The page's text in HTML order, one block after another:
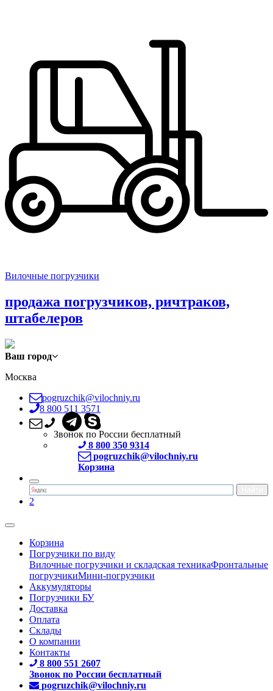
Вилочные погрузчики
продажа погрузчиков, ричтраков,
штабелеров
Ваш город
Москва
pogruzchik@vilochniy.ru
8 800 511 3571
Звонок по России бесплатный
8 800 350 9314
pogruzchik@vilochniy.ru
Корзина
2
Корзина
Погрузчики по виду
Вилочные погрузчики и складская техникаФронтальные
погрузчикиМини-погрузчики
Аккумуляторы
Погрузчики БУ
Доставка
Оплата
Склады
О компании
Контакты
8 800 551 2607
Звонок по России бесплатный
pogruzchik@vilochniy.ru